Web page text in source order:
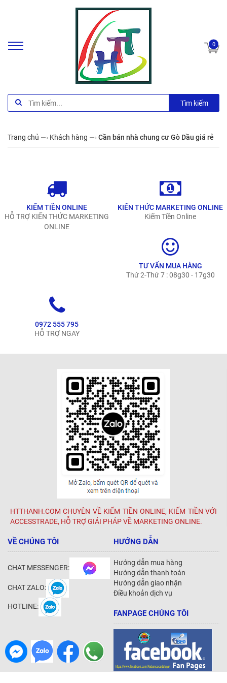
0
Tìm kiếm
Trang chủ —› Khách hàng —›Cần bán nhà chung cư Gò Dầu giá rẻ
KIẾM TIỀN ONLINE
HỖ TRỢ KIẾN THỨC MARKETING
ONLINE
KIẾN THỨC MARKETING ONLINE
Kiếm Tiền Online
TƯ VẤN MUA HÀNG
Thứ 2-Thứ 7 : 08g30 - 17g30
0972 555 795
HỖ TRỢ NGAY
HTTHANH.COM CHUYÊN VỀ KIẾM TIỀN ONLINE, KIẾM TIỀN VỚI
ACCESSTRADE, HỖ TRỢ GIẢI PHÁP VỀ MARKETING ONLINE.
VỀ CHÚNG TÔI
CHAT MESSENGER:
CHAT ZALO:
HOTLINE:
HƯỚNG DẪN
Hướng dẫn mua hàng
Hướng dẫn thanh toán
Hướng dẫn giao nhận
Điều khoản dịch vụ
FANPAGE CHÚNG TÔI